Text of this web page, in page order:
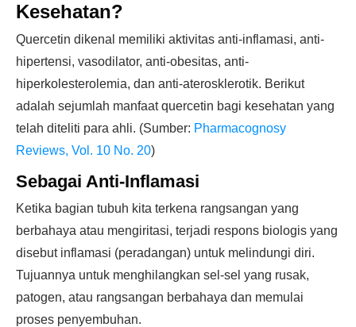
Kesehatan?
Quercetin dikenal memiliki aktivitas anti-inflamasi, anti-
hipertensi, vasodilator, anti-obesitas, anti-
hiperkolesterolemia, dan anti-aterosklerotik. Berikut
adalah sejumlah manfaat quercetin bagi kesehatan yang
telah diteliti para ahli. (Sumber: Pharmacognosy
Reviews, Vol. 10 No. 20)
Sebagai Anti-Inflamasi
Ketika bagian tubuh kita terkena rangsangan yang
berbahaya atau mengiritasi, terjadi respons biologis yang
disebut inflamasi (peradangan) untuk melindungi diri.
Tujuannya untuk menghilangkan sel-sel yang rusak,
patogen, atau rangsangan berbahaya dan memulai
proses penyembuhan.